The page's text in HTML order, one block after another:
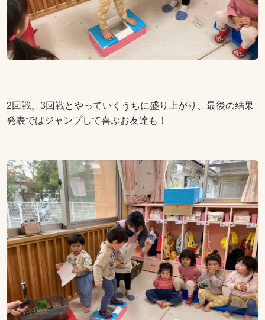
2回戦、3回戦とやっていくうちに盛り上がり、最後の結果
発表ではジャンプして喜ぶお友達も！